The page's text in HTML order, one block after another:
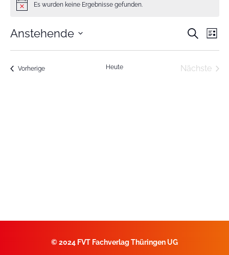
HinweisEs wurden keine Ergebnisse gefunden.
und
Suche
Liste
Anstehende
wählen.
VorherigeVeranstaltungen Heute Nächste
©2024 FVT Fachverlag Thüringen UG